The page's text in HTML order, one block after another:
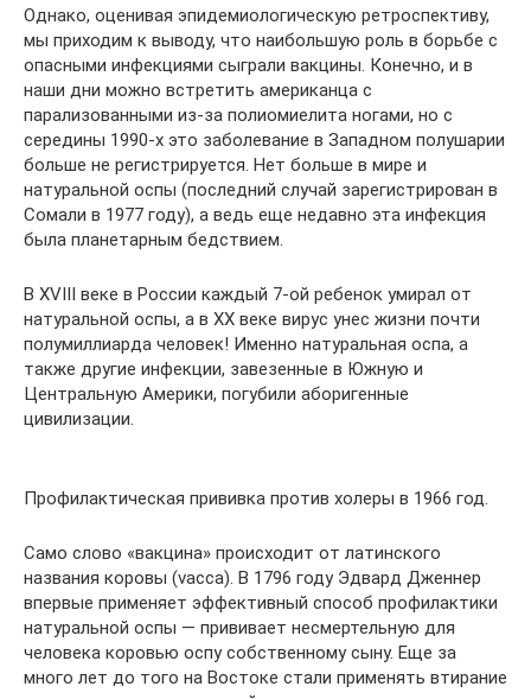
Однако, оценивая эпидемиологическую ретроспективу,
мы приходим к выводу, что наибольшую роль в борьбе с
опасными инфекциями сыграли вакцины. Конечно, и в
наши дни можно встретить американца с
парализованными из-за полиомиелита ногами, но с
середины 1990-х это заболевание в Западном полушарии
больше не регистрируется. Нет больше в мире и
натуральной оспы (последний случай зарегистрирован в
Сомали в 1977 году), а ведь еще недавно эта инфекция
была планетарным бедствием.
В XVIII веке в России каждый 7-ой ребенок умирал от
натуральной оспы, а в XX веке вирус унес жизни почти
полумиллиарда человек! Именно натуральная оспа, а
также другие инфекции, завезенные в Южную и
Центральную Америки, погубили аборигенные
цивилизации.
Профилактическая прививка против холеры в 1966 год.
Само слово «вакцина» происходит от латинского
названия коровы (vacca). В 1796 году Эдвард Дженнер
впервые применяет эффективный способ профилактики
натуральной оспы — прививает несмертельную для
человека коровью оспу собственному сыну. Еще за
много лет до того на Востоке стали применять втирание